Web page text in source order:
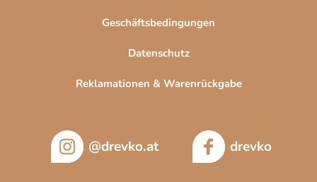
Geschäftsbedingungen
Datenschutz
Reklamationen & Warenrückgabe
@drevko.at drevko